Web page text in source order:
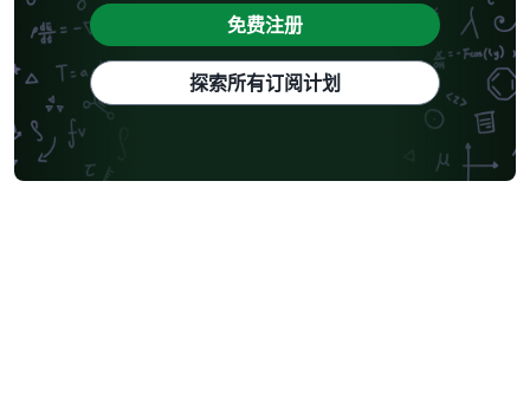
免费注册
探索所有订阅计划